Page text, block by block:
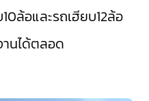
ล้อและรถเฮียบ12ล้อ
นได้ตลอด